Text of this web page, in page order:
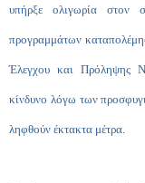
υπήρξε ολιγωρία στον
προγραμμάτων
Έλεγχου και Πρόληψης
κίνδυνο λόγω των
ληφθούν έκτακτα μέτρα.